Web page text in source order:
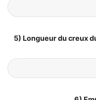
5) Longueur du creux